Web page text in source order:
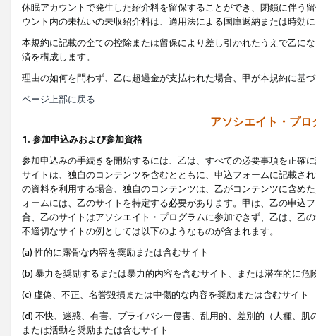
休眠アカウントで発生した紹介料を留保することができ、閉鎖に伴う
ウント内の未払いの未収紹介料は、適用法による国庫返納または時効
本規約に記載の全ての控除または留保により差し引かれたうえで乙に
済を構成します。
理由の如何を問わず、乙に超過金が支払われた場合、甲が本規約に基
ページ上部に戻る
アソシエイト・プ
1. 参加申込みおよび参加資格
参加申込みの手続きを開始するには、乙は、すべての必要事項を正確
サイトは、独自のコンテンツを含むとともに、申込フォームに記載さ
の資料を利用する場合、独自のコンテンツは、乙がコンテンツに含め
ォームには、乙のサイトを特定する必要があります。甲は、乙の申込
合、乙のサイトはアソシエイト・プログラムに参加できず、乙は、乙
不適切なサイトの例としては以下のようなものが含まれます。
(a) 性的に露骨な内容を奨励または含むサイト
(b) 暴力を奨励するまたは暴力的内容を含むサイト、または潜在的に
(c) 虚偽、不正、名誉毀損または中傷的な内容を奨励または含むサイト
(d) 不快、迷惑、有害、プライバシー侵害、乱用的、差別的（人種、
または活動を奨励または含むサイト